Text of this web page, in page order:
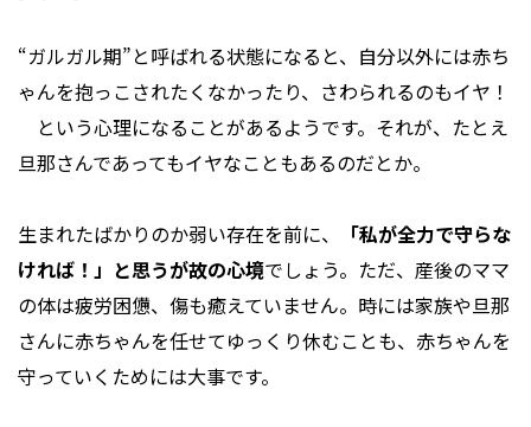
“ガルガル期”と呼ばれる状態になると、自分以外には赤ち
ゃんを抱っこされたくなかったり、さわられるのもイヤ！
という心理になることがあるようです。それが、たとえ
旦那さんであってもイヤなこともあるのだとか。
生まれたばかりのか弱い存在を前に、
「私が全力で守らな
ければ！」と思うが故の心境でしょう。ただ、産後のママ
の体は疲労困憊、傷も癒えていません。時には家族や旦那
さんに赤ちゃんを任せてゆっくり休むことも、赤ちゃんを
守っていくためには大事です。